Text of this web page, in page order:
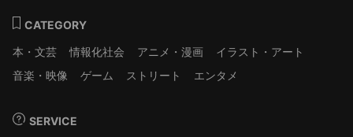
CATEGORY
本・文芸
情報化社会 アニメ・漫画
イラスト・アート
音楽・映像
ゲーム ストリート エンタメ
SERVICE